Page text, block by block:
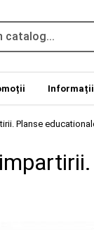
Informații
Planse